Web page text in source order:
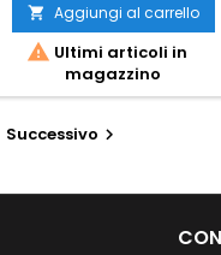
 Aggiungi al carrello
 Ultimi articoli in
magazzino
Successivo 